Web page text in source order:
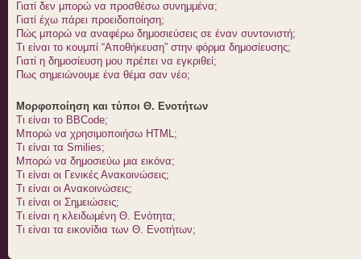
Γιατί δεν μπορώ να προσθέσω συνημμένα;
Γιατί έχω πάρει προειδοποίηση;
Πώς μπορώ να αναφέρω δημοσιεύσεις σε έναν συντονιστή;
Τι είναι το κουμπί “Αποθήκευση” στην φόρμα δημοσίευσης;
Γιατί η δημοσίευση μου πρέπει να εγκριθεί;
Πως σημειώνουμε ένα θέμα σαν νέο;
Μορφοποίηση και τύποι Θ. Ενοτήτων
Τι είναι το BBCode;
Μπορώ να χρησιμοποιήσω HTML;
Τι είναι τα Smilies;
Μπορώ να δημοσιεύω μια εικόνα;
Τι είναι οι Γενικές Ανακοινώσεις;
Τι είναι οι Ανακοινώσεις;
Τι είναι οι Σημειώσεις;
Τι είναι η κλειδωμένη Θ. Ενότητα;
Τι είναι τα εικονίδια των Θ. Ενοτήτων;